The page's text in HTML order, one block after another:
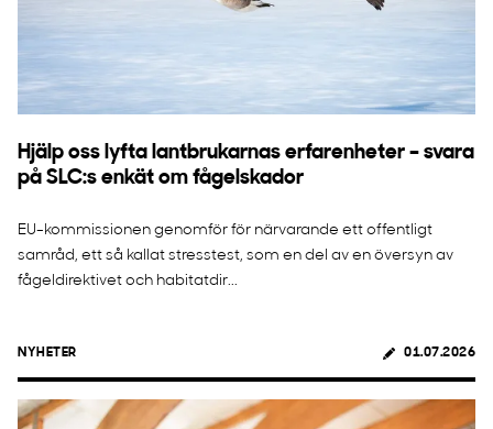
Hjälp oss lyfta lantbrukarnas erfarenheter – svara
på SLC:s enkät om fågelskador
EU-kommissionen genomför för närvarande ett offentligt
samråd, ett så kallat stresstest, som en del av en översyn av
fågeldirektivet och habitatdir...
NYHETER 01.07.2026